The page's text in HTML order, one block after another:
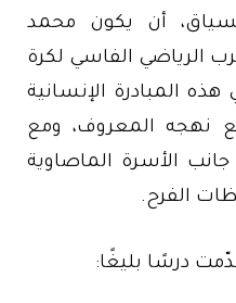
أن يكون محمد
الرياضي الفاسي لكرة
المبادرة الإنسانية
نهجه المعروف، ومع
جانب الأسرة الماصاوية
الفرح.
درسًا بليغًا: